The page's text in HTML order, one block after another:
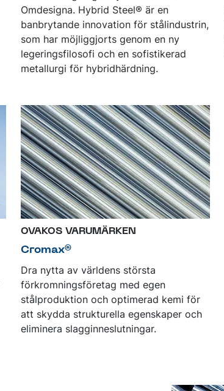
Omdesigna. Hybrid Steel® är en
banbrytande innovation för stålindustrin,
som har möjliggjorts genom en ny
legeringsfilosofi och en sofistikerad
metallurgi för hybridhärdning.
OVAKOS VARUMÄRKEN
Cromax®
Dra nytta av världens största
förkromningsföretag med egen
stålproduktion och optimerad kemi för
att skydda strukturella egenskaper och
eliminera slagginneslutningar.